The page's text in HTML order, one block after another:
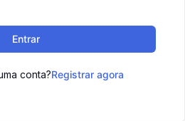
Entrar
conta?Registrar agora